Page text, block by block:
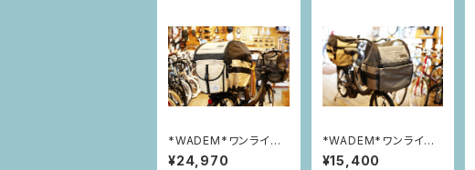
*WADEM*ワンライド
カゴカバー【リア】
¥24,970
*WADEM*ワンライド
カゴカバー【フロント】
¥15,400